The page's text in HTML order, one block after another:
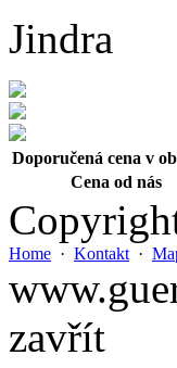
Jindra
Doporučená cena v
Cena od nás
Home · Kontakt ·
zavřít